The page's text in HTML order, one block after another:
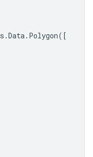
.Data. Polygon([